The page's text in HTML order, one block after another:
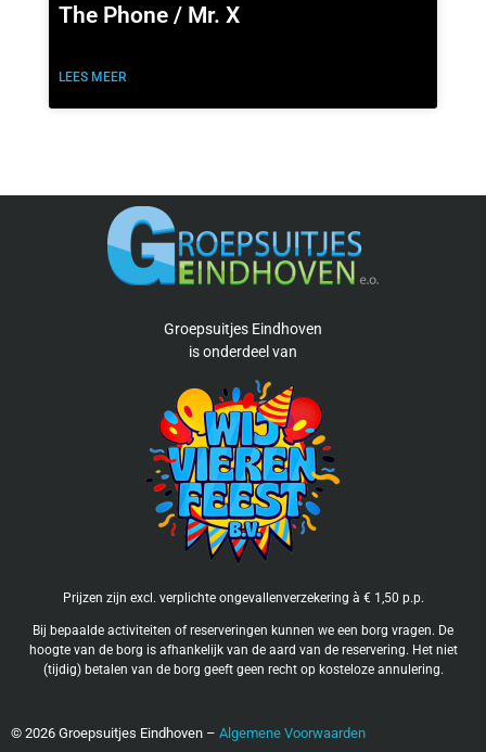
The Phone / Mr. X
LEES MEER
Groepsuitjes Eindhoven
isonderdeel van
Prijzen zijn excl. verplichte ongevallenverzekering à € 1,50 p.p.
Bij bepaalde activiteiten of reserveringen kunnen we een borg vragen. De
hoogte van de borg is afhankelijk van de aard van de reservering. Het niet
(tijdig) betalen van de borg geeft geen recht op kosteloze annulering.
© 2026 Groepsuitjes Eindhoven – Algemene Voorwaarden